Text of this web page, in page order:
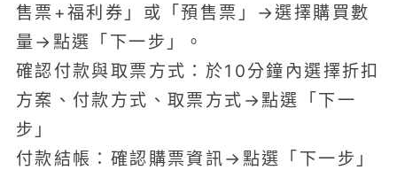
售票+福利券」或「預售票」→選擇購買數
量→點選「下一步」。
確認付款與取票方式：於10分鐘內選擇折扣
方案、付款方式、取票方式→點選「下一
步」
付款結帳：確認購票資訊→點選「下一步」